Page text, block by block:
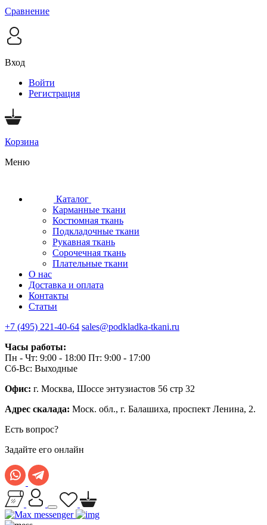
Сравнение
Вход
Войти
Регистрация
Корзина
Меню
Каталог
Карманные ткани
Костюмная ткань
Подкладочные ткани
Рукавная ткань
Сорочечная ткань
Плательные ткани
О нас
Доставка и оплата
Контакты
Статьи
+7 (495) 221-40-64 sales@podkladka-tkani.ru
Часы работы:
Пн - Чт: 9:00 - 18:00 Пт: 9:00 - 17:00
Сб-Вс: Выходные
Офис: г. Москва, Шоссе энтузиастов 56 стр 32
Адрес скалада: Моск. обл., г. Балашиха, проспект Ленина, 2.
Есть вопрос?
Задайте его онлайн